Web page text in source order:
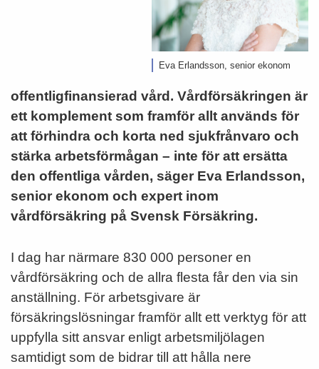
Eva Erlandsson, senior ekonom
offentligfinansierad vård. Vårdförsäkringen är
ett komplement som framför allt används för
att förhindra och korta ned sjukfrånvaro och
stärka arbetsförmågan – inte för att ersätta
den offentliga vården, säger Eva Erlandsson,
senior ekonom och expert inom
vårdförsäkring på Svensk Försäkring.
I dag har närmare 830 000 personer en
vårdförsäkring och de allra flesta får den via sin
anställning. För arbetsgivare är
försäkringslösningar framför allt ett verktyg för att
uppfylla sitt ansvar enligt arbetsmiljölagen
samtidigt som de bidrar till att hålla nere